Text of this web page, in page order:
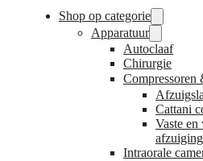
Shop op categorie
Apparatuur
Autoclaaf
Chirurgie
Compressoren
Cattani
Vaste en
afzuiging
Intraorale